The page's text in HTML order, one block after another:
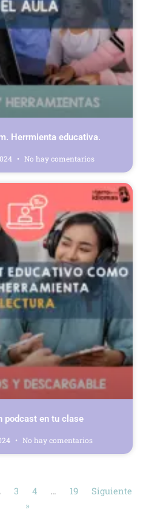
Herrmienta educativa.
No hay comentarios
podcast en tu clase
No hay comentarios
3 4 … 19
Siguiente
»